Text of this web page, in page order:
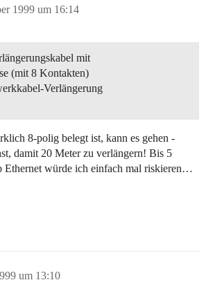
1999 um 16:14
mit
(mit 8 Kontakten)
Verlängerung
8-polig belegt ist, kann es gehen -
damit 20 Meter zu verlängern! Bis 5
Ethernet würde ich einfach mal riskieren…
um 13:10